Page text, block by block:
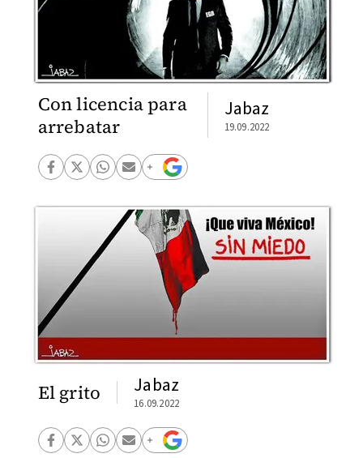
Con licencia para
arrebatar
Jabaz
19.09.2022
El grito Jabaz
16.09.2022